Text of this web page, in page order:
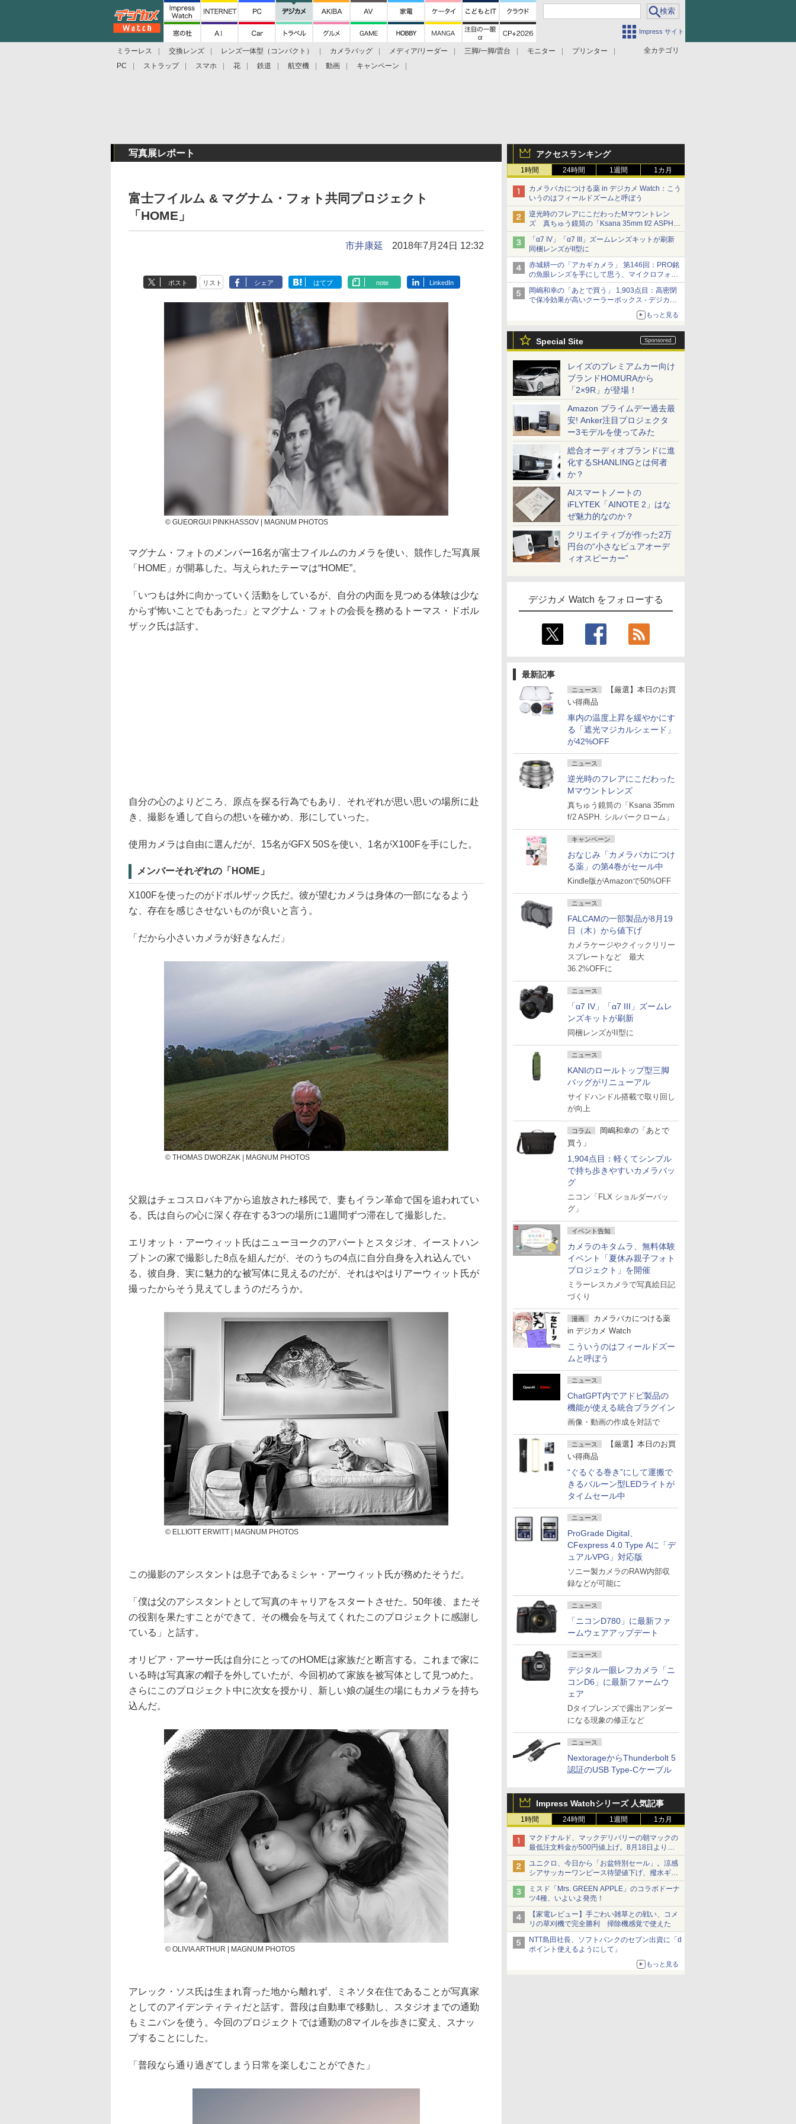
Impress サイト
全カテゴリ
ミラーレス 交換レンズ レンズ一体型（コンパクト） カメラバッグ メディア/リーダー 三脚/一脚/雲台 モニター
プリンター
PC
ストラップ スマホ 花 鉄道 航空機 動画 キャンペーン
アクセスランキング
1時間 24時間 1週間 1カ月
カメラバカにつける薬 in デジカメ Watch：こう
いうのはフィールドズームと呼ぼう
逆光時のフレアにこだわったMマウントレン
ズ 真ちゅう鏡筒の「Ksana 35mm f/2 ASPH.
シルバークローム」
「α7 IV」「α7 III」ズームレンズキットが刷新
同梱レンズがII型に
赤城耕一の「アカギカメラ」 第146回：PRO銘
の魚眼レンズを手にして思う、マイクロフォー
サーズへの期待と可能性
岡嶋和幸の「あとで買う」 1,903点目：高密閉
で保冷効果が高いクーラーボックス - デジカメ
もっと見る
Special Site
レイズのプレミアムカー向け
ブランドHOMURAから
「2×9R」が登場！
Amazon プライムデー過去最
安! Anker注目プロジェクタ
ー3モデルを使ってみた
総合オーディオブランドに進
化するSHANLINGとは何者
か？
AIスマートノートの
iFLYTEK「AINOTE 2」はな
ぜ魅力的なのか？
クリエイティブが作った2万
円台の“小さなピュアオーデ
ィオスピーカー”
デジカメ Watch をフォローする
最新記事
ニュース
【厳選】本日のお買
い得商品
車内の温度上昇を緩やかにす
る「遮光マジカルシェード」
が42%OFF
ニュース
逆光時のフレアにこだわった
Mマウントレンズ
真ちゅう鏡筒の「Ksana 35mm
f/2 ASPH. シルバークローム」
キャンペーン
おなじみ「カメラバカにつけ
る薬」の第4巻がセール中
Kindle版がAmazonで50%OFF
ニュース
FALCAMの一部製品が8月19
日（木）から値下げ
カメラケージやクイックリリー
スプレートなど 最大
36.2%OFFに
ニュース
「α7 IV」「α7 III」ズームレ
ンズキットが刷新
同梱レンズがII型に
ニュース
KANIのロールトップ型三脚
バッグがリニューアル
サイドハンドル搭載で取り回し
が向上
コラム
岡嶋和幸の「あとで
買う」
1,904点目：軽くてシンプル
で持ち歩きやすいカメラバッ
グ
ニコン「FLX ショルダーバッ
グ」
イベント告知
カメラのキタムラ、無料体験
イベント「夏休み親子フォト
プロジェクト」を開催
ミラーレスカメラで写真絵日記
づくり
漫画
カメラバカにつける薬
in デジカメ Watch
こういうのはフィールドズー
ムと呼ぼう
ニュース
ChatGPT内でアドビ製品の
機能が使える統合プラグイン
画像・動画の作成を対話で
ニュース
【厳選】本日のお買
い得商品
“ぐるぐる巻き”にして運搬で
きるバルーン型LEDライトが
タイムセール中
ニュース
ProGrade Digital、
CFexpress 4.0 Type Aに「デ
ュアルVPG」対応版
ソニー製カメラのRAW内部収
録などが可能に
ニュース
「ニコンD780」に最新ファ
ームウェアアップデート
ニュース
デジタル一眼レフカメラ「ニ
コンD6」に最新ファームウ
ェア
Dタイプレンズで露出アンダー
になる現象の修正など
ニュース
NextorageからThunderbolt 5
認証のUSB Type-Cケーブル
Impress Watchシリーズ 人気記事
1時間 24時間 1週間 1カ月
マクドナルド、マックデリバリーの朝マックの
最低注文料金が500円値上げ。8月18日より
1,500円から受付
ユニクロ、今日から「お盆特別セール」。涼感
シアサッカーワンピース待望値下げ、撥水ギア
ショーツは1990円に
ミスド「Mrs. GREEN APPLE」のコラボドーナ
ツ4種、いよいよ発売！
【家電レビュー】手ごわい雑草との戦い、コメ
リの草刈機で完全勝利 掃除機感覚で使えた
NTT島田社長、ソフトバンクのセブン出資に「d
ポイント使えるようにして」
もっと見る
写真展レポート
富士フイルム & マグナム・フォト共同プロジェクト
「HOME」
市井康延 2018年7月24日 12:32
ポスト リスト シェア はてブ note LinkedIn
© GUEORGUI PINKHASSOV | MAGNUM PHOTOS
マグナム・フォトのメンバー16名が富士フイルムのカメラを使い、競作した写真展
「HOME」が開幕した。与えられたテーマは“HOME”。
「いつもは外に向かっていく活動をしているが、自分の内面を見つめる体験は少な
からず怖いことでもあった」とマグナム・フォトの会長を務めるトーマス・ドボル
ザック氏は話す。
自分の心のよりどころ、原点を探る行為でもあり、それぞれが思い思いの場所に赴
き、撮影を通して自らの想いを確かめ、形にしていった。
使用カメラは自由に選んだが、15名がGFX 50Sを使い、1名がX100Fを手にした。
メンバーそれぞれの「HOME」
X100Fを使ったのがドボルザック氏だ。彼が望むカメラは身体の一部になるよう
な、存在を感じさせないものが良いと言う。
「だから小さいカメラが好きなんだ」
© THOMAS DWORZAK | MAGNUM PHOTOS
父親はチェコスロバキアから追放された移民で、妻もイラン革命で国を追われてい
る。氏は自らの心に深く存在する3つの場所に1週間ずつ滞在して撮影した。
エリオット・アーウィット氏はニューヨークのアパートとスタジオ、イーストハン
プトンの家で撮影した8点を組んだが、そのうちの4点に自分自身を入れ込んでい
る。彼自身、実に魅力的な被写体に見えるのだが、それはやはりアーウィット氏が
撮ったからそう見えてしまうのだろうか。
© ELLIOTT ERWITT | MAGNUM PHOTOS
この撮影のアシスタントは息子であるミシャ・アーウィット氏が務めたそうだ。
「僕は父のアシスタントとして写真のキャリアをスタートさせた。50年後、またそ
の役割を果たすことができて、その機会を与えてくれたこのプロジェクトに感謝し
ている」と話す。
オリビア・アーサー氏は自分にとってのHOMEは家族だと断言する。これまで家に
いる時は写真家の帽子を外していたが、今回初めて家族を被写体として見つめた。
さらにこのプロジェクト中に次女を授かり、新しい娘の誕生の場にもカメラを持ち
込んだ。
© OLIVIA ARTHUR | MAGNUM PHOTOS
アレック・ソス氏は生まれ育った地から離れず、ミネソタ在住であることが写真家
としてのアイデンティティだと話す。普段は自動車で移動し、スタジオまでの通勤
もミニバンを使う。今回のプロジェクトでは通勤の8マイルを歩きに変え、スナッ
プすることにした。
「普段なら通り過ぎてしまう日常を楽しむことができた」